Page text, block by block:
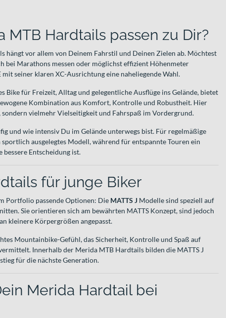
MTB Hardtails passen zu Dir?
hängt vor allem von Deinem Fahrstil und Deinen Zielen ab. Möchtest
bei Marathons messen oder möglichst effizient Höhenmeter
mit seiner klaren XC-Ausrichtung eine naheliegende Wahl.
Bike für Freizeit, Alltag und gelegentliche Ausflüge ins Gelände, bietet
Kombination aus Komfort, Kontrolle und Robustheit. Hier
sondern vielmehr Vielseitigkeit und Fahrspaß im Vordergrund.
und wie intensiv Du im Gelände unterwegs bist. Für regelmäßige
ausgelegtes Modell, während für entspannte Touren ein
Entscheidung ist.
für junge Biker
Portfolio passende Optionen: Die MATTS J Modelle sind speziell auf
Sie orientieren sich am bewährten MATTS Konzept, sind jedoch
kleinere Körpergrößen angepasst.
Mountainbike-Gefühl, das Sicherheit, Kontrolle und Spaß auf
Innerhalb der Merida MTB Hardtails bilden die MATTS J
für die nächste Generation.
Merida Hardtail bei